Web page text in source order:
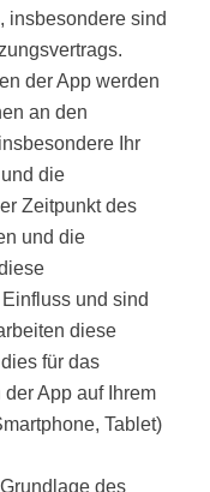
insbesondere sind
der App werden
an den
Ihr
die
Zeitpunkt des
und die
und sind
diese
für das
App auf Ihrem
Tablet)
des